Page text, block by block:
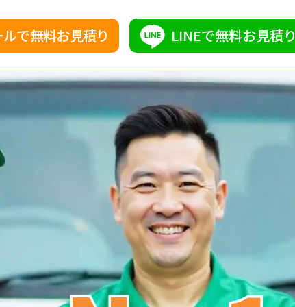
で無料お見積り LINEで無料お見積り